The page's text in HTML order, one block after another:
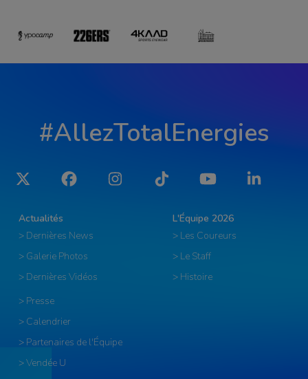
#AllezTotalEnergies
Twitter Facebook Instagram Tiktok YouTube LinkedIn
Actualités
> Dernières News
> Galerie Photos
> Dernières Vidéos
L'Équipe 2026
> Les Coureurs
> Le Staff
> Histoire
> Presse
> Calendrier
> Partenaires de l'Équipe
> Vendée U